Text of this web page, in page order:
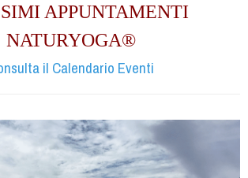
APPUNTAMENTI
NATURYOGA®
il Calendario Eventi